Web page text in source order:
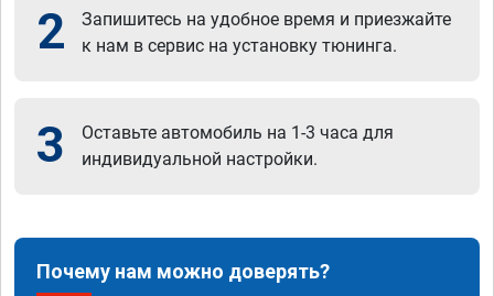
2
Запишитесь на удобное время и приезжайте
к нам в сервис на установку тюнинга.
3
Оставьте автомобиль на 1-3 часа для
индивидуальной настройки.
Почему нам можно доверять?